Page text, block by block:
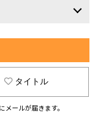
タイトル
ールが届きます。